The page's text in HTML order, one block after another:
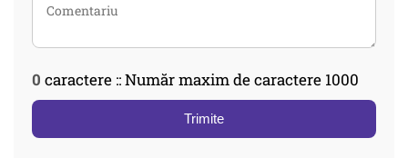
0 caractere :: Număr maxim de caractere 1000
Trimite